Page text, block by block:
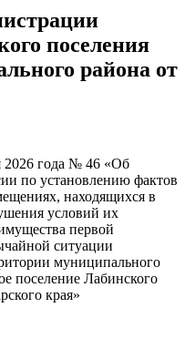
поселения
района от
2026 года № 46 «Об
по установлению фактов
находящихся в
условий их
первой
ситуации
муниципального
поселение Лабинского
края»